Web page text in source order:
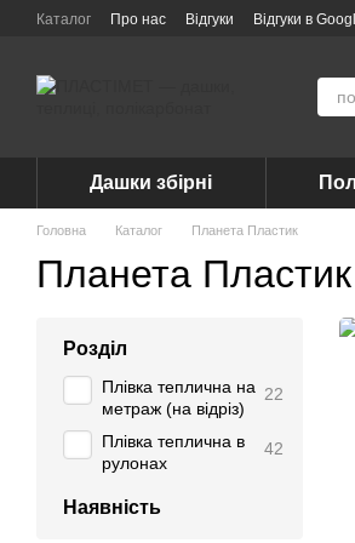
Перейти до основного контенту
Каталог Про нас Відгуки Відгуки в
Дашки збірні
Головна Каталог Планета Пластик
Планета Пластик
Розділ
Плівка теплична на
метраж (на відріз)
22
Плівка теплична в
рулонах
42
Наявність